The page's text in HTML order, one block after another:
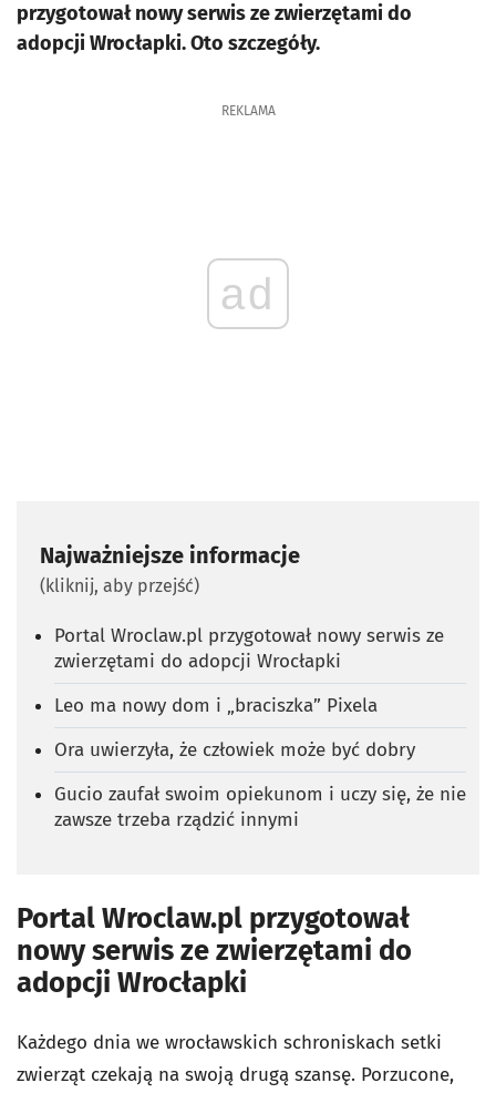
przygotował nowy serwis ze zwierzętami do
adopcji Wrocłapki. Oto szczegóły.
REKLAMA
ad
Najważniejsze informacje
(kliknij, aby przejść)
Portal Wroclaw.pl przygotował nowy serwis ze
zwierzętami do adopcji Wrocłapki
Leo ma nowy dom i „braciszka” Pixela
Ora uwierzyła, że człowiek może być dobry
Gucio zaufał swoim opiekunom i uczy się, że nie
zawsze trzeba rządzić innymi
Portal Wroclaw.pl przygotował
nowy serwis ze zwierzętami do
adopcji Wrocłapki
Każdego dnia we wrocławskich schroniskach setki
zwierząt czekają na swoją drugą szansę. Porzucone,